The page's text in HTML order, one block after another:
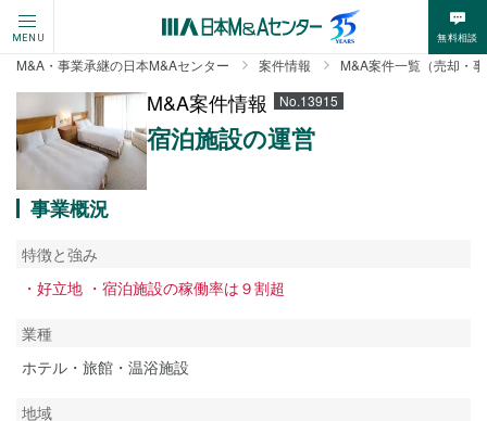
MENU 無料相談
M&A・事業承継の日本M&Aセンター 案件情報 M&A案件一覧（売却・
M&A案件情報 No.13915
宿泊施設の運営
事業概況
特徴と強み
・好立地 ・宿泊施設の稼働率は９割超
業種
ホテル・旅館・温浴施設
地域